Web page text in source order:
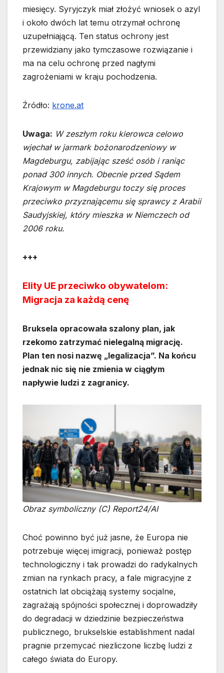
miesięcy. Syryjczyk miał złożyć wniosek o azyl
i około dwóch lat temu otrzymał ochronę
uzupełniającą. Ten status ochrony jest
przewidziany jako tymczasowe rozwiązanie i
ma na celu ochronę przed nagłymi
zagrożeniami w kraju pochodzenia.
Źródło: krone.at
Uwaga: W zeszłym roku kierowca celowo
wjechał w jarmark bożonarodzeniowy w
Magdeburgu, zabijając sześć osób i raniąc
ponad 300 innych. Obecnie przed Sądem
Krajowym w Magdeburgu toczy się proces
przeciwko przyznającemu się sprawcy z Arabii
Saudyjskiej, który mieszka w Niemczech od
2006 roku.
+++
Elity UE przeciwko obywatelom:
Migracja za każdą cenę
Bruksela opracowała szalony plan, jak
rzekomo zatrzymać nielegalną migrację.
Plan ten nosi nazwę „legalizacja”. Na końcu
jednak nic się nie zmienia w ciągłym
napływie ludzi z zagranicy.
Obraz symboliczny (C) Report24/AI
Choć powinno być już jasne, że Europa nie
potrzebuje więcej imigracji, ponieważ postęp
technologiczny i tak prowadzi do radykalnych
zmian na rynkach pracy, a fale migracyjne z
ostatnich lat obciążają systemy socjalne,
zagrażają spójności społecznej i doprowadziły
do degradacji w dziedzinie bezpieczeństwa
publicznego, brukselskie establishment nadal
pragnie przemycać niezliczone liczbę ludzi z
całego świata do Europy.